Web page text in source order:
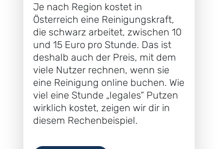
Je nach Region kostet in
Österreich eine Reinigungskraft,
die schwarz arbeitet, zwischen 10
und 15 Euro pro Stunde. Das ist
deshalb auch der Preis, mit dem
viele Nutzer rechnen, wenn sie
eine Reinigung online buchen. Wie
viel eine Stunde „legales“ Putzen
wirklich kostet, zeigen wir dir in
diesem Rechenbeispiel.